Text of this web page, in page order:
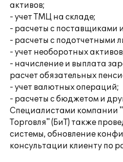
активов;
- учет ТМЦ на складе;
- расчеты с поставщиками
- расчеты с подотчетными
- учет необоротных
- начисление и выплата
расчет обязательных
- учет валютных операций;
- расчеты с бюджетом и
Специалистами компании
Торговля" (БиТ) также
системы, обновление
консультации клиенту по